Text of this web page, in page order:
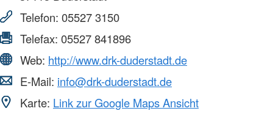
Telefon: 05527 3150
Telefax: 05527 841896
Web: http://www.drk-duderstadt.de
E-Mail: info@drk-duderstadt.de
Karte: Link zur Google Maps Ansicht